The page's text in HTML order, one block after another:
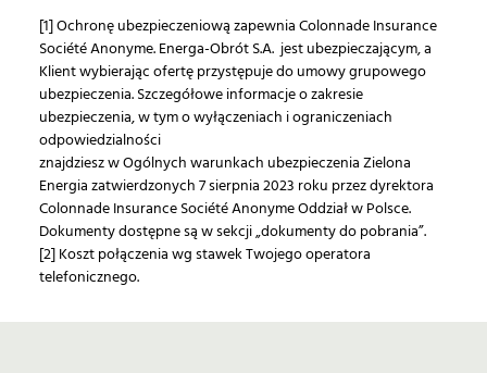
[1] Ochronę ubezpieczeniową zapewnia Colonnade Insurance
Société Anonyme. Energa-Obrót S.A. jest ubezpieczającym, a
Klient wybierając ofertę przystępuje do umowy grupowego
ubezpieczenia. Szczegółowe informacje o zakresie
ubezpieczenia, w tym o wyłączeniach i ograniczeniach
odpowiedzialności
znajdziesz w Ogólnych warunkach ubezpieczenia Zielona
Energia zatwierdzonych 7 sierpnia 2023 roku przez dyrektora
Colonnade Insurance Société Anonyme Oddział w Polsce.
Dokumenty dostępne są w sekcji „dokumenty do pobrania”.
[2] Koszt połączenia wg stawek Twojego operatora
telefonicznego.